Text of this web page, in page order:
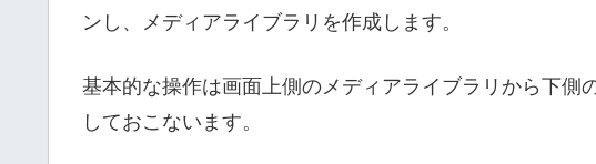
ンし、メディアライブラリを作成します。
基本的な操作は画面上側のメディアライブラリから下側
しておこないます。